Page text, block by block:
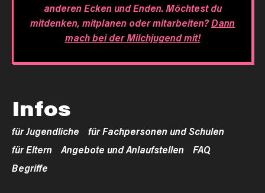
anderen Ecken und Enden. Möchtest du
mitdenken, mitplanen oder mitarbeiten?Dann
mach bei der Milchjugend mit!
Infos
für Jugendliche
für Fachpersonen und Schulen
für Eltern
Angebote und Anlaufstellen
FAQ
Begriffe